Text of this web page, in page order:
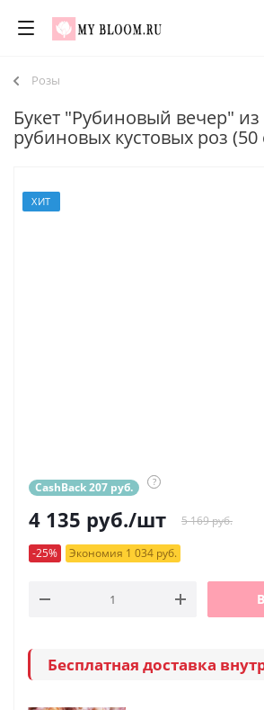
Розы
Букет "Рубиновый вечер" из
рубиновых кустовых роз (50
ХИТ
CashBack 207 руб. ?
4 135 руб./шт 5 169 руб.
-25% Экономия 1 034 руб.
Бесплатная доставка